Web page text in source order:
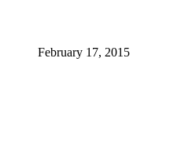
February 17, 2015